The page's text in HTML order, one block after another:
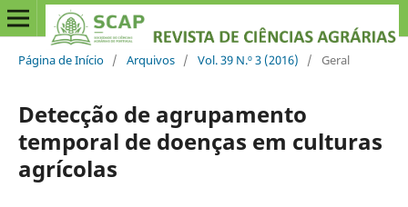
Página de Início / Arquivos / Vol. 39 N.º 3 (2016) / Geral
Detecção de agrupamento
temporal de doenças em culturas
agrícolas